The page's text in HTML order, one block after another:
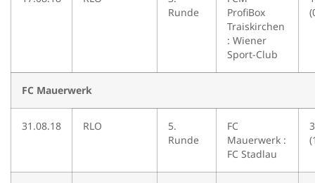
Runde
ProfiBox
Traiskirchen
: Wiener
Sport-Club
FC Mauerwerk
31.08.18 RLO
5.
Runde
FC
Mauerwerk :
FC Stadlau